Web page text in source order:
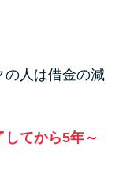
の人は借金の減
てから5年～